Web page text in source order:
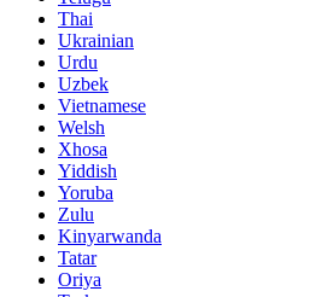
Thai
Ukrainian
Urdu
Uzbek
Vietnamese
Welsh
Xhosa
Yiddish
Yoruba
Zulu
Kinyarwanda
Tatar
Oriya